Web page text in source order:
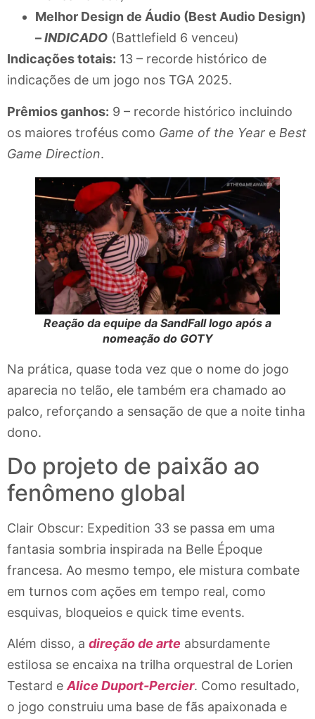
Melhor Design de Áudio (Best Audio Design)
–INDICADO (Battlefield 6 venceu)
Indicações totais: 13 – recorde histórico de
indicações de um jogo nos TGA 2025.
Prêmios ganhos: 9 – recorde histórico incluindo
os maiores troféus como Game of the Year e Best
Game Direction.
Reação da equipe da SandFall logo após a
nomeação do GOTY
Na prática, quase toda vez que o nome do jogo
aparecia no telão, ele também era chamado ao
palco, reforçando a sensação de que a noite tinha
dono.
Do projeto de paixão ao
fenômeno global
Clair Obscur: Expedition 33 se passa em uma
fantasia sombria inspirada na Belle Époque
francesa. Ao mesmo tempo, ele mistura combate
em turnos com ações em tempo real, como
esquivas, bloqueios e quick time events.
Além disso, a direção de arte absurdamente
estilosa se encaixa na trilha orquestral de Lorien
Testard eAlice Duport-Percier. Como resultado,
o jogo construiu uma base de fãs apaixonada e